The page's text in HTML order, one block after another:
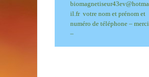
biomagnetiseur43ev@hotma
il.fr votre nom et prénom et
numéro de téléphone – merci
–